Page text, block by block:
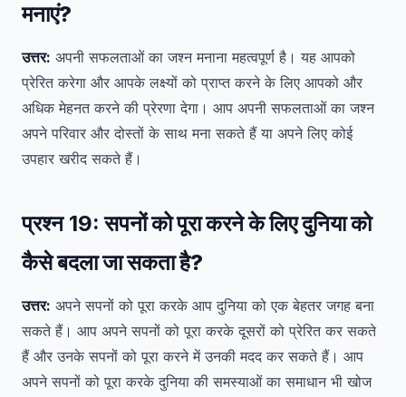
मनाएं?
उत्तर: अपनी सफलताओं का जश्न मनाना महत्वपूर्ण है। यह आपको
प्रेरित करेगा और आपके लक्ष्यों को प्राप्त करने के लिए आपको और
अधिक मेहनत करने की प्रेरणा देगा। आप अपनी सफलताओं का जश्न
अपने परिवार और दोस्तों के साथ मना सकते हैं या अपने लिए कोई
उपहार खरीद सकते हैं।
प्रश्न 19: सपनों को पूरा करने के लिए दुनिया को
कैसे बदला जा सकता है?
उत्तर: अपने सपनों को पूरा करके आप दुनिया को एक बेहतर जगह बना
सकते हैं। आप अपने सपनों को पूरा करके दूसरों को प्रेरित कर सकते
हैं और उनके सपनों को पूरा करने में उनकी मदद कर सकते हैं। आप
अपने सपनों को पूरा करके दुनिया की समस्याओं का समाधान भी खोज